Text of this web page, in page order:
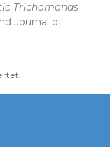
Trichomonas
Journal of